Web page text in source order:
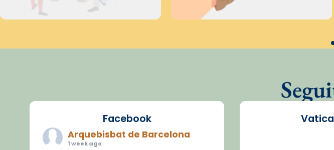
Facebook
Arquebisbat de Barcelona
1 week ago